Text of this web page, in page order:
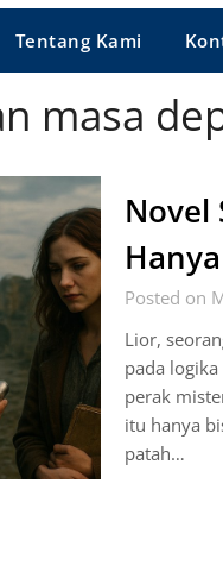
Tentang Kami
masa
Novel
Posted on
Lior,
pada
perak
itu hanya
patah…